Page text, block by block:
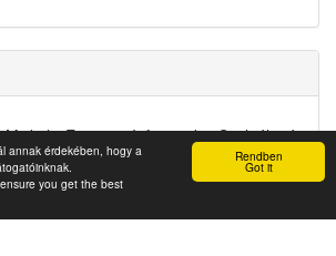
Rendben
Got it
annak érdekében, hogy a
you get the best
Egyetem Informatikai Szolgáltató